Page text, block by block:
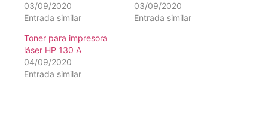
03/09/2020
Entrada similar
03/09/2020
Entrada similar
Toner para impresora
láser HP 130 A
04/09/2020
Entrada similar